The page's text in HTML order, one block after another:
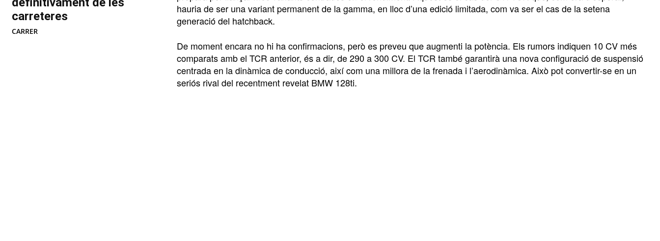
carreteres
CARRER
hauria de ser una variant permanent de la gamma, en lloc d’una edició limitada, com va ser el cas de la setena
generació del hatchback.
De moment encara no hi ha confirmacions, però es preveu que augmenti la potència. Els rumors indiquen 10 CV més
comparats amb el TCR anterior, és a dir, de 290 a 300 CV. El TCR també garantirà una nova configuració de suspensió
centrada en la dinàmica de conducció, així com una millora de la frenada i l’aerodinàmica. Això pot convertir-se en un
seriós rival del recentment revelat BMW 128ti.